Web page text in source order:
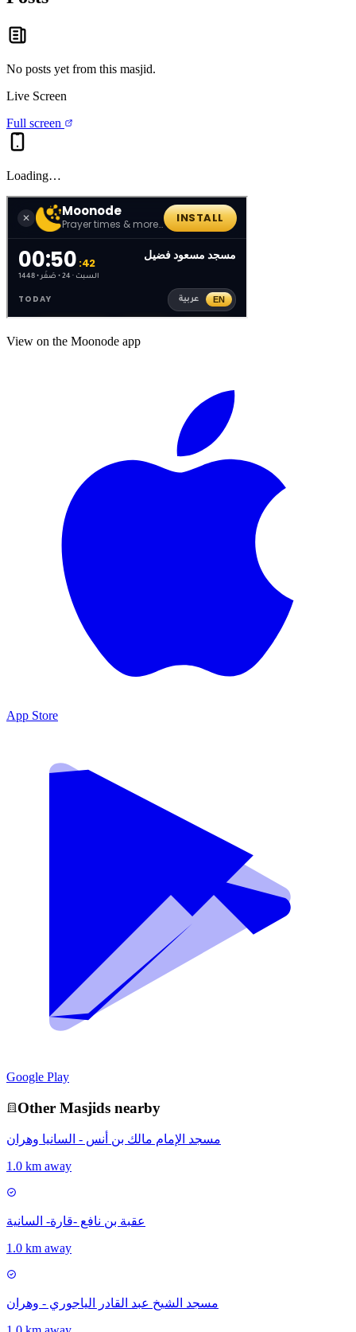
No posts yet from this masjid.
Live Screen
Full screen
Loading…
View on the Moonode app
App Store
Google Play
Other Masjids nearby
مسجد الإمام مالك بن أنس - السانيا وهران
1.0 km away
عقبة بن نافع -قارة- السانية
1.0 km away
مسجد الشيخ عبد القادر الياجوري - وهران